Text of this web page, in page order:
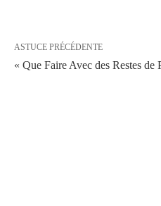
ASTUCE PRÉCÉDENTE
« Que Faire Avec des Restes de